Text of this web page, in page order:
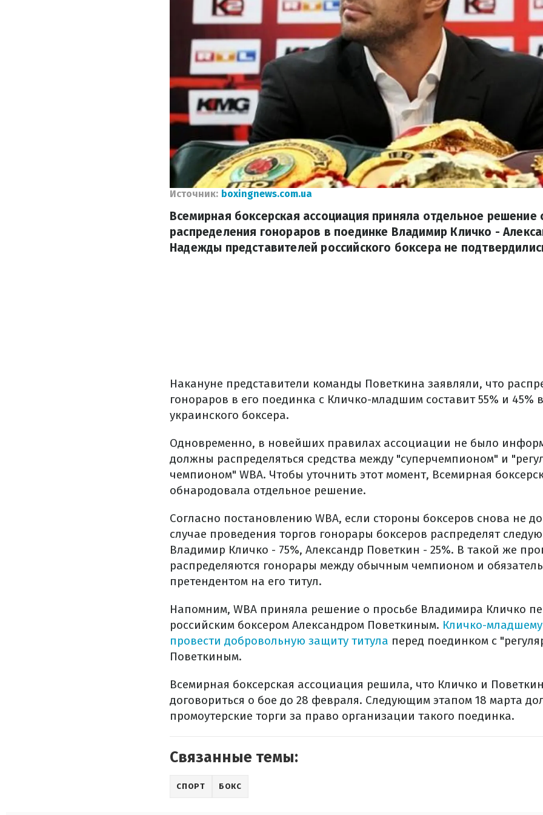
Источник: boxingnews.com.ua
Всемирная боксерская ассоциация приняла отдельное решение
распределения гонораров в поединке Владимир Кличко -
Надежды представителей российского боксера не
Накануне представители команды Поветкина заявляли, что
гонораров в его поединка с Кличко-младшим составит 55% и 45%
украинского боксера.
Одновременно, в новейших правилах ассоциации не было
должны распределяться средства между "суперчемпионом" и
чемпионом" WBA. Чтобы уточнить этот момент, Всемирная
обнародовала отдельное решение.
Согласно постановлению WBA, если стороны боксеров снова не
случае проведения торгов гонорары боксеров распределят
Владимир Кличко - 75%, Александр Поветкин - 25%. В такой же
распределяются гонорары между обычным чемпионом и
претендентом на его титул.
Напомним, WBA приняла решение о просьбе Владимира Кличко
российским боксером Александром Поветкиным. Кличко-
провести добровольную защиту титула перед поединком с
Поветкиным.
Всемирная боксерская ассоциация решила, что Кличко и
договориться о бое до 28 февраля. Следующим этапом 18 марта
промоутерские торги за право организации такого поединка.
Связанные темы:
СПОРТ БОКС